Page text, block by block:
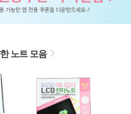
노트 모음